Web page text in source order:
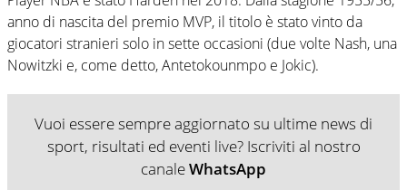
anno di nascita del premio MVP, il titolo è stato vinto da
giocatori stranieri solo in sette occasioni (due volte Nash, una
Nowitzki e, come detto, Antetokounmpo e Jokic).
Vuoi essere sempre aggiornato su ultime news di
sport, risultati ed eventi live? Iscriviti al nostro
canaleWhatsApp